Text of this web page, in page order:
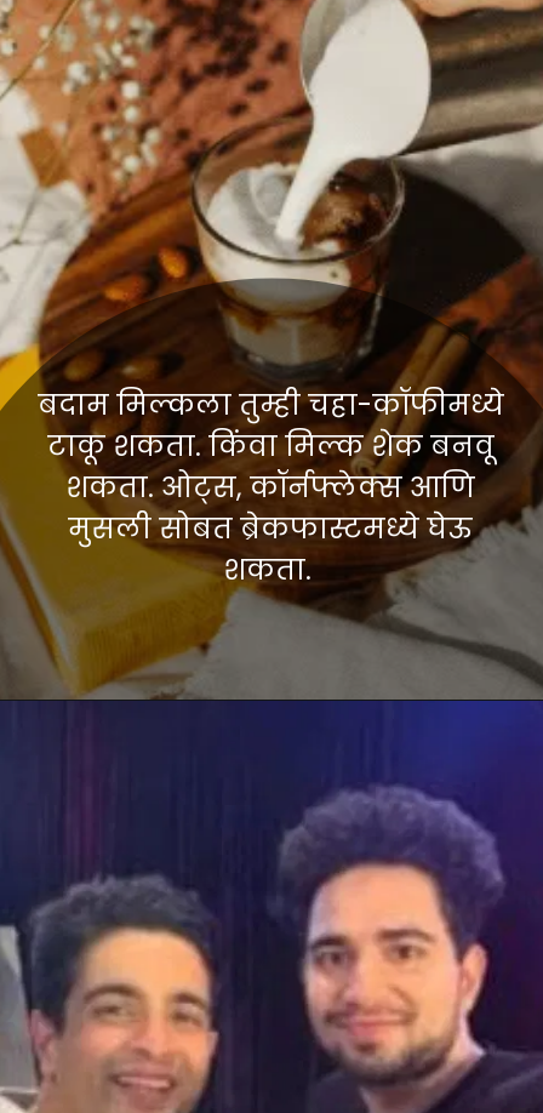
बदाम मिल्कला तुम्ही चहा-कॉफीमध्ये
टाकू शकता. किंवा मिल्क शेक बनवू
शकता. ओट्स, कॉर्नफ्लेक्स आणि
मुसली सोबत ब्रेकफास्टमध्ये घेऊ
शकता.